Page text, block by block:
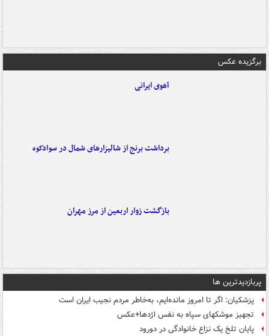
برگزیده عکس
آهوی ایرانی
برداشت برنج از شالیزارهای شمال در سوادکوه
بازگشت زوار اربعین از مرز مهران
پربازدیدترین ها
پزشکیان: اگر تا امروز مانده‌ایم، به‌خاطر مردم نجیب ایران است
تجهیز موشکهای سپاه به نفس اژدها+عکس
پایان تلخ یک نزاع خانوادگی در دورود